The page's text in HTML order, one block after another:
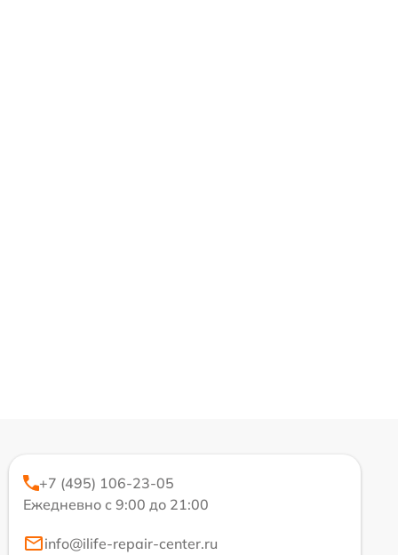
+7 (495) 106-23-05
Ежедневно с 9:00 до 21:00
info@ilife-repair-center.ru